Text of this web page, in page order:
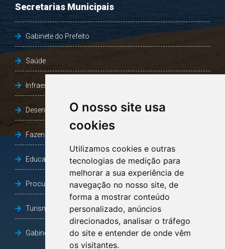
O nosso site usa
cookies
Utilizamos cookies e outras
tecnologias de medição para
melhorar a sua experiência de
navegação no nosso site, de
forma a mostrar conteúdo
personalizado, anúncios
direcionados, analisar o tráfego
do site e entender de onde vêm
os visitantes.
Secretarias Municipais
Gabinete do Prefeito
Saúde
Infraestrutura, Agricultura e Meio Ambiente
Desenvolvimento Social
Fazenda e Desenvolvimento Econômico
Educação
Procuradoria Geral do Município
Turismo, Desporto e Cultura
Gabinete Vice-Prefeito